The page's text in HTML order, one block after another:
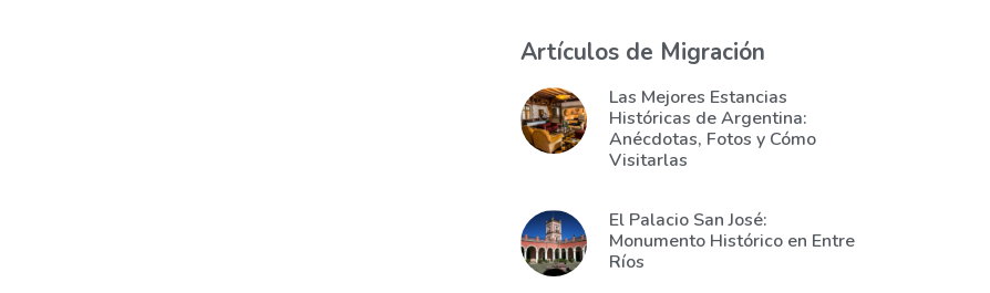
Artículos de Migración
Las Mejores Estancias
Históricas de Argentina:
Anécdotas, Fotos y Cómo
Visitarlas
El Palacio San José:
Monumento Histórico en Entre
Ríos